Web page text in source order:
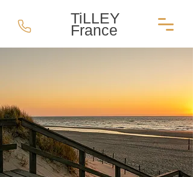
TiLLEY
France